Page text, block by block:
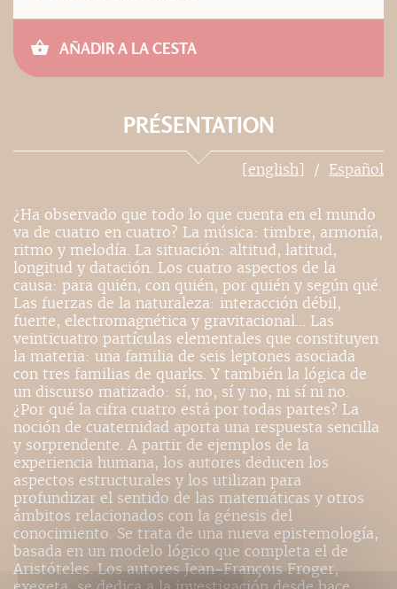
AÑADIR A LA CESTA
PRÉSENTATION
[english] Español
¿Ha observado que todo lo que cuenta en el mundo
va de cuatro en cuatro? La música: timbre, armonía,
ritmo y melodía. La situación: altitud, latitud,
longitud y datación. Los cuatro aspectos de la
causa: para quién, con quién, por quién y según qué.
Las fuerzas de la naturaleza: interacción débil,
fuerte, electromagnética y gravitacional... Las
veinticuatro partículas elementales que constituyen
la materia: una familia de seis leptones asociada
con tres familias de quarks. Y también la lógica de
un discurso matizado: sí, no, sí y no, ni sí ni no.
¿Por qué la cifra cuatro está por todas partes? La
noción de cuaternidad aporta una respuesta sencilla
y sorprendente. A partir de ejemplos de la
experiencia humana, los autores deducen los
aspectos estructurales y los utilizan para
profundizar el sentido de las matemáticas y otros
ámbitos relacionados con la génesis del
conocimiento. Se trata de una nueva epistemología,
basada en un modelo lógico que completa el de
Aristóteles. Los autores Jean-François Froger,